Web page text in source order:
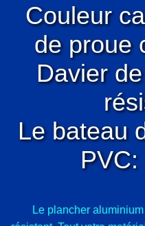
Couleur
de proue
Davier
Le bateau
Le plancher